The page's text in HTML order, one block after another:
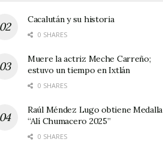
Cacalután y su historia
0 SHARES
Muere la actriz Meche Carreño;
estuvo un tiempo en Ixtlán
0 SHARES
Raúl Méndez Lugo obtiene Medalla
“Alí Chumacero 2025”
0 SHARES